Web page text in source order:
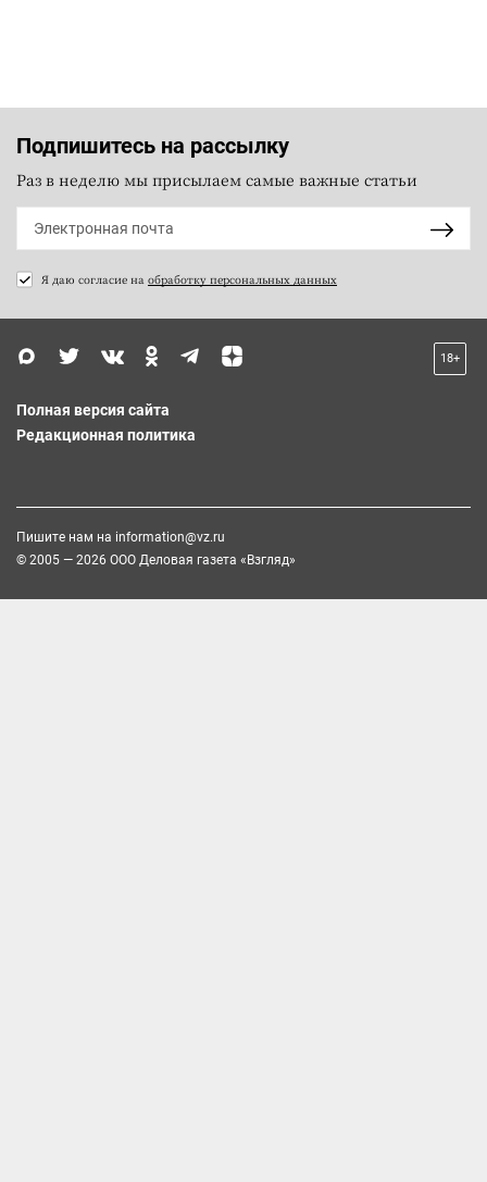
Подпишитесь на рассылку
Раз в неделю мы присылаем самые важные статьи
Я даю согласие на обработку персональных данных
18+
Полная версия сайта
Редакционная политика
Пишите нам на information@vz.ru
© 2005 — 2026 ООО Деловая газета «Взгляд»